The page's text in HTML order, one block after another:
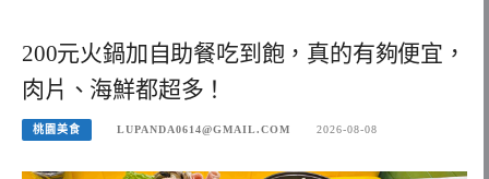
200元火鍋加自助餐吃到飽，真的有夠便宜，
肉片、海鮮都超多！
桃園美食 LUPANDA0614@GMAIL.COM 2026-08-08